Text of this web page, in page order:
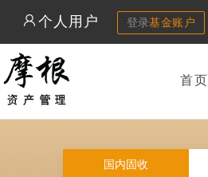
个人用户 登录基金账户
首页
国内固收